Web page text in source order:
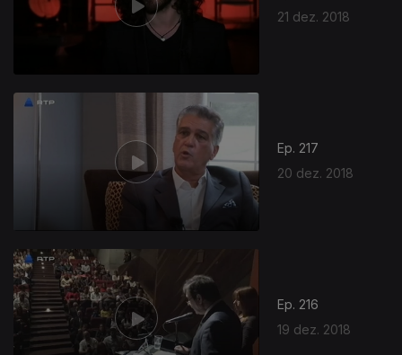
21 dez. 2018
Ep. 217
20 dez. 2018
Ep. 216
19 dez. 2018